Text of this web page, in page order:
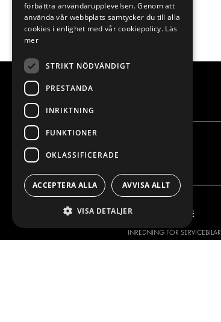
VÅRT ERBJUDANDE
INREDNING FÖR SERVICEBILAR
förbättra användarupplevelsen. Genom att
använda vår webbplats samtycker du till alla
cookies i enlighet med vår cookiepolicy. Läs
mer
STRIKT NÖDVÄNDIGT
PRESTANDA
INRIKTNING
FUNKTIONER
OKLASSIFICERADE
ACCEPTERA ALLA AVVISA ALLT
VISA DETALJER